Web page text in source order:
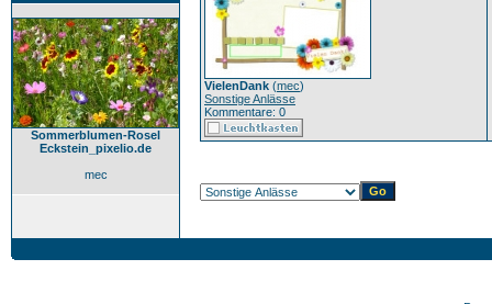
Sommerblumen-Rosel
Eckstein_pixelio.de
mec
VielenDank (mec)
Sonstige Anlässe
Kommentare: 0